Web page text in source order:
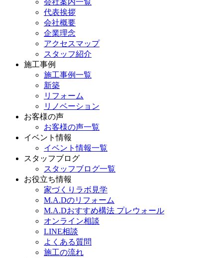
会社案内一覧
代表挨拶
会社概要
企業理念
アクセスマップ
スタッフ紹介
施工事例
施工事例一覧
新築
リフォーム
リノベーション
お客様の声
お客様の声一覧
イベント情報
イベント情報一覧
スタッフブログ
スタッフブログ一覧
お役立ち情報
家づくりラボ見学
M.A.Dのリフォーム
M.A.Dおすすめ構法 プレウォール
オンライン相談
LINE相談
よくある質問
施工の流れ